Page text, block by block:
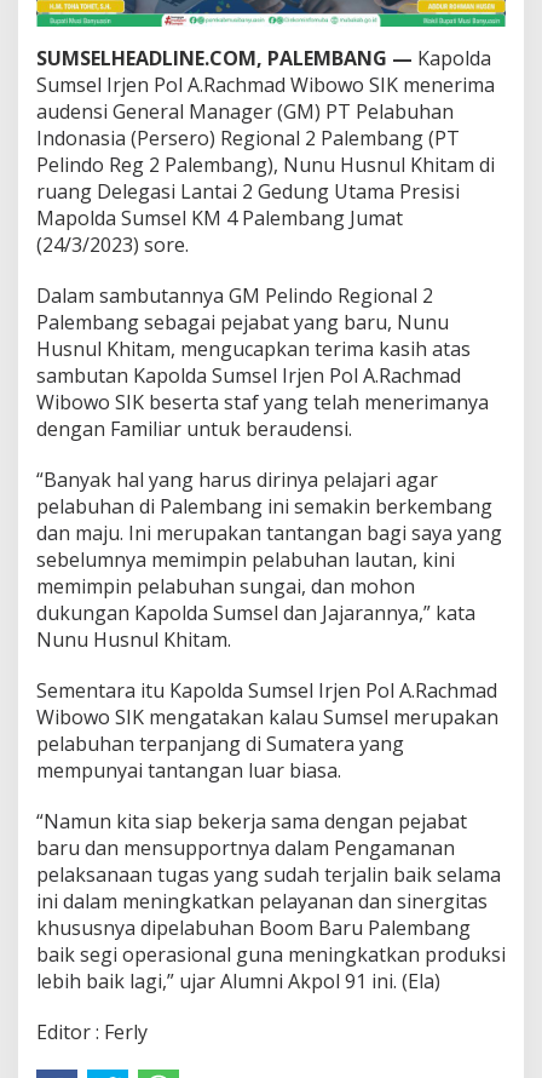
s
e
l
P
u
n
y
a
T
a
n
t
n
g
a
n
B
e
s
r
SUMSELHEADLINE.COM, PALEMBANG — Kapolda
Sumsel Irjen Pol A.Rachmad Wibowo SIK menerima
audensi General Manager (GM) PT Pelabuhan
Indonasia (Persero) Regional 2 Palembang (PT
Pelindo Reg 2 Palembang), Nunu Husnul Khitam di
ruang Delegasi Lantai 2 Gedung Utama Presisi
Mapolda Sumsel KM 4 Palembang Jumat
(24/3/2023) sore.
Dalam sambutannya GM Pelindo Regional 2
Palembang sebagai pejabat yang baru, Nunu
Husnul Khitam, mengucapkan terima kasih atas
sambutan Kapolda Sumsel Irjen Pol A.Rachmad
Wibowo SIK beserta staf yang telah menerimanya
dengan Familiar untuk beraudensi.
“Banyak hal yang harus dirinya pelajari agar
pelabuhan di Palembang ini semakin berkembang
dan maju. Ini merupakan tantangan bagi saya yang
sebelumnya memimpin pelabuhan lautan, kini
memimpin pelabuhan sungai, dan mohon
dukungan Kapolda Sumsel dan Jajarannya,” kata
Nunu Husnul Khitam.
Sementara itu Kapolda Sumsel Irjen Pol A.Rachmad
Wibowo SIK mengatakan kalau Sumsel merupakan
pelabuhan terpanjang di Sumatera yang
mempunyai tantangan luar biasa.
“Namun kita siap bekerja sama dengan pejabat
baru dan mensupportnya dalam Pengamanan
pelaksanaan tugas yang sudah terjalin baik selama
ini dalam meningkatkan pelayanan dan sinergitas
khususnya dipelabuhan Boom Baru Palembang
baik segi operasional guna meningkatkan produksi
lebih baik lagi,” ujar Alumni Akpol 91 ini. (Ela)
Editor : Ferly